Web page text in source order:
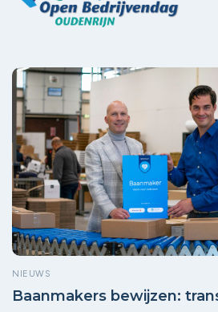
NIEUWS
Baanmakers bewijzen: